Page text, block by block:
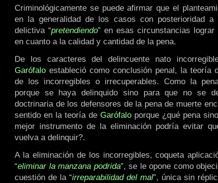
Criminológicamente se puede afirmar que el
en la generalidad de los casos con posterioridad a
delictiva “pretendiendo” en esas circunstancias
en cuanto a la calidad y cantidad de la pena.
De los caracteres del delincuente nato
Garófalo estableció como conclusión penal, la teoría
de los incorregibles o irrecuperables. Como la
porque se haya delinquido sino para que no se
doctrinaria de los defensores de la pena de muerte
sentido en la teoría de Garófalo porque ¿qué pena
mejor instrumento de la eliminación podría evitar
vuelva a delinquir?.
A la eliminación de los incorregibles, coqueta
“eliminar la manzana podrida”, se le opone como
cuestión de la “irreparabilidad del mal”, única sin